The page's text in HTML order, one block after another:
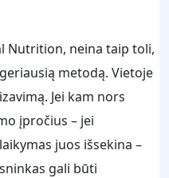
Nutrition, neina taip toli,
metodą. Vietoje
Jei kam nors
įpročius – jei
juos išsekina –
gali būti